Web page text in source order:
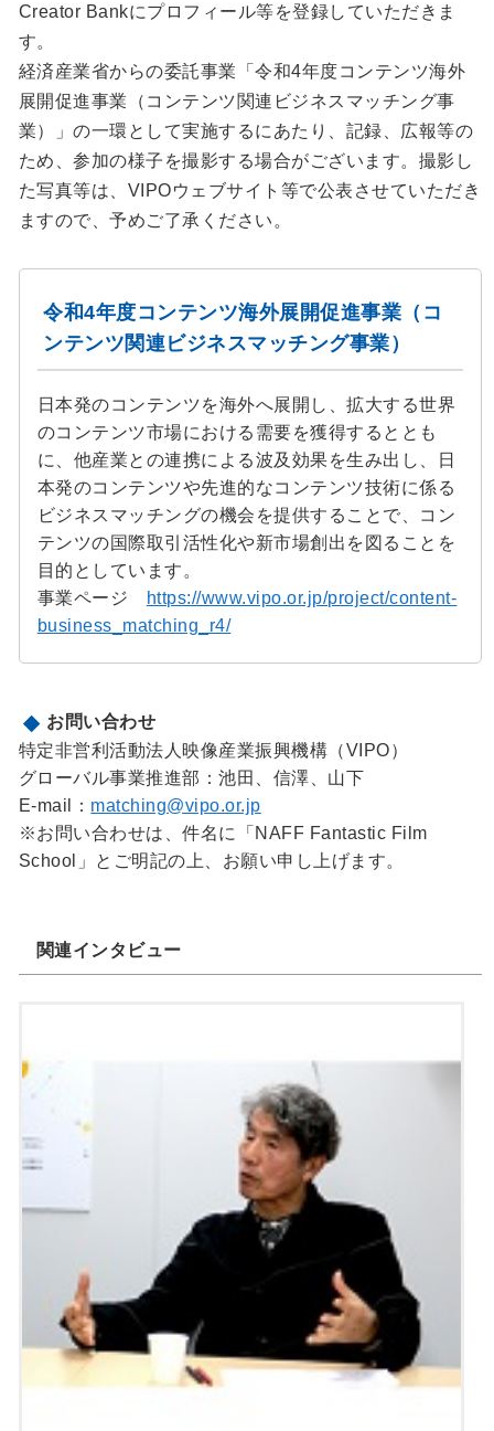
Creator Bankにプロフィール等を登録していただきま
す。
経済産業省からの委託事業「令和4年度コンテンツ海外
展開促進事業（コンテンツ関連ビジネスマッチング事
業）」の一環として実施するにあたり、記録、広報等の
ため、参加の様子を撮影する場合がございます。撮影し
た写真等は、VIPOウェブサイト等で公表させていただき
ますので、予めご了承ください。
令和4年度コンテンツ海外展開促進事業（コ
ンテンツ関連ビジネスマッチング事業）
日本発のコンテンツを海外へ展開し、拡大する世界
のコンテンツ市場における需要を獲得するととも
に、他産業との連携による波及効果を生み出し、日
本発のコンテンツや先進的なコンテンツ技術に係る
ビジネスマッチングの機会を提供することで、コン
テンツの国際取引活性化や新市場創出を図ることを
目的としています。
事業ページ
https://www.vipo.or.jp/project/content-
business_matching_r4/
お問い合わせ
特定非営利活動法人映像産業振興機構（VIPO）
グローバル事業推進部：池田、信澤、山下
E-mail： matching@vipo.or.jp
※お問い合わせは、件名に「NAFF Fantastic Film
School」とご明記の上、お願い申し上げます。
関連インタビュー